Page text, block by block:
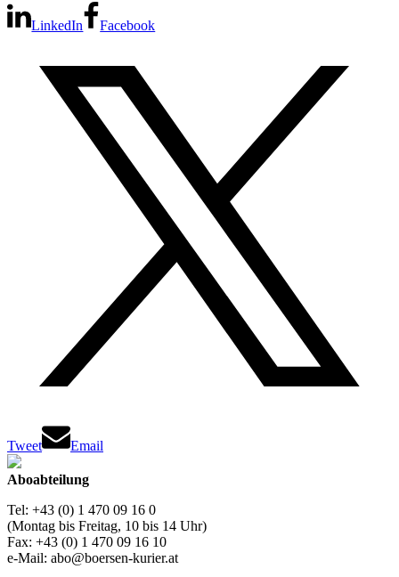
LinkedIn Facebook
Tweet Email
Aboabteilung
Tel: +43 (0) 1 470 09 16 0
(Montag bis Freitag, 10 bis 14 Uhr)
Fax: +43 (0) 1 470 09 16 10
e-Mail: abo@boersen-kurier.at